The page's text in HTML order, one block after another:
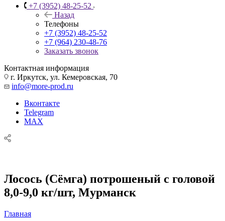
+7 (3952) 48-25-52
Назад
Телефоны
+7 (3952) 48-25-52
+7 (964) 230-48-76
Заказать звонок
Контактная информация
г. Иркутск, ул. Кемеровская, 70
info@more-prod.ru
Вконтакте
Telegram
MAX
Лосось (Сёмга) потрошеный с головой
8,0-9,0 кг/шт, Мурманск
Главная